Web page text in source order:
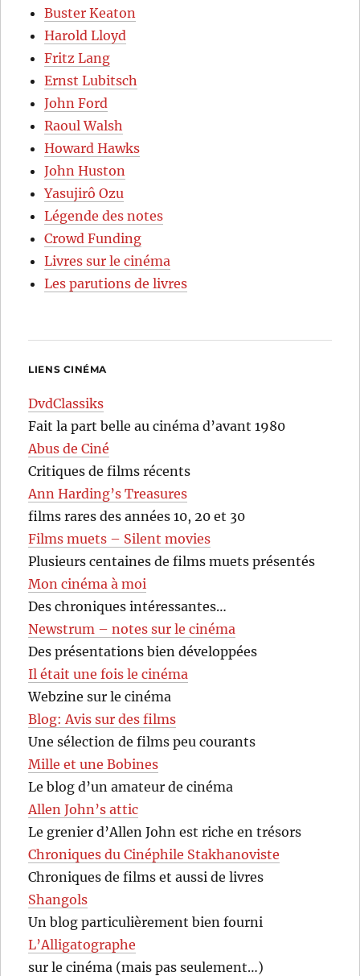
Buster Keaton
Harold Lloyd
Fritz Lang
Ernst Lubitsch
John Ford
Raoul Walsh
Howard Hawks
John Huston
Yasujirô Ozu
Légende des notes
Crowd Funding
Livres sur le cinéma
Les parutions de livres
LIENS CINÉMA
DvdClassiks
Fait la part belle au cinéma d’avant 1980
Abus de Ciné
Critiques de films récents
Ann Harding’s Treasures
films rares des années 10, 20 et 30
Films muets – Silent movies
Plusieurs centaines de films muets présentés
Mon cinéma à moi
Des chroniques intéressantes…
Newstrum – notes sur le cinéma
Des présentations bien développées
Il était une fois le cinéma
Webzine sur le cinéma
Blog: Avis sur des films
Une sélection de films peu courants
Mille et une Bobines
Le blog d’un amateur de cinéma
Allen John’s attic
Le grenier d’Allen John est riche en trésors
Chroniques du Cinéphile Stakhanoviste
Chroniques de films et aussi de livres
Shangols
Un blog particulièrement bien fourni
L’Alligatographe
sur le cinéma (mais pas seulement…)